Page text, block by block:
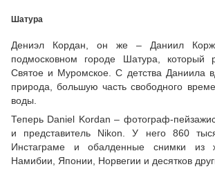
Шатура
Дениэл Кордан, он же – Даниил
подмосковном городе Шатура, который
Святое и Муромское. С детства Даниила
природа, большую часть свободного
воды.
Теперь Daniel Kordan – фотограф-
и представитель Nikon. У него 860
Инстаграме и обалденные снимки из
Намибии, Японии, Норвегии и десятков